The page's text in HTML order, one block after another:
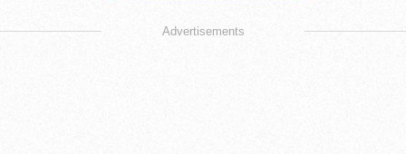
Advertisements